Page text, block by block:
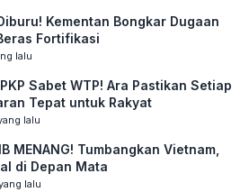
Kementan Bongkar Dugaan
Fortifikasi
lalu
Sabet WTP! Ara Pastikan Setiap
Tepat untuk Rakyat
lalu
MENANG! Tumbangkan Vietnam,
di Depan Mata
lalu